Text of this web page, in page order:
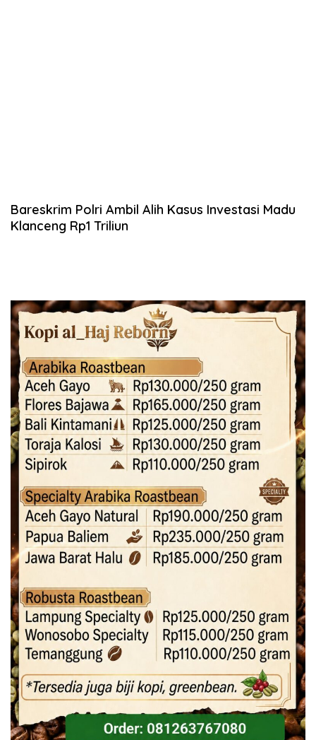
Bareskrim Polri Ambil Alih Kasus Investasi Madu
Klanceng Rp1 Triliun